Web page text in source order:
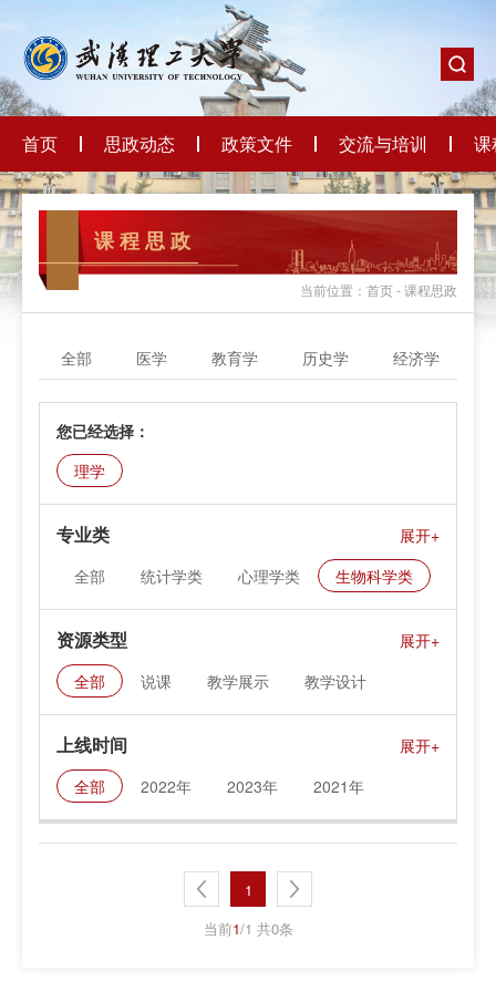
首页 思政动态 政策文件 交流与培训 课
课 程 思 政
当前位置：首页 - 课程思政
全部 医学 教育学 历史学 经济学
您已经选择：
理学
专业类
全部 统计学类 心理学类
生物科学类
大气科学类
化学类
物理学类 数学类
资源类型
全部 说课 教学展示
教学设计
上线时间
全部 2022年 2023年 2021年
1
当前1/1 共0条